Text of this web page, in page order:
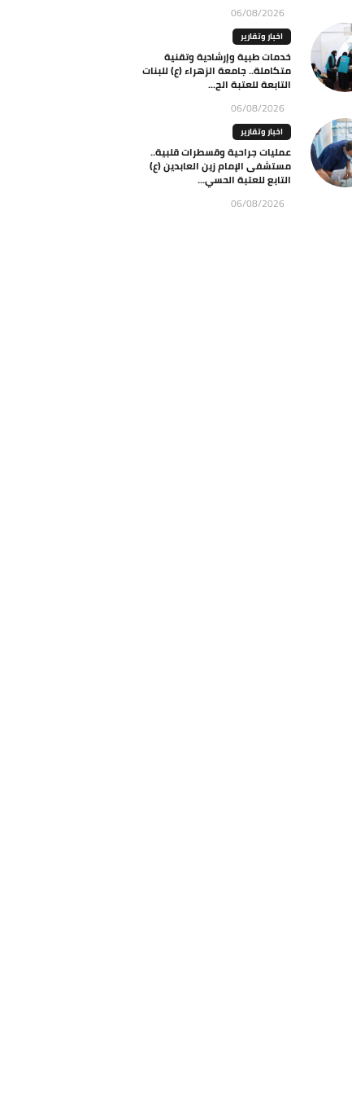
06/08/2026
اخبار وتقارير
خدمات طبية وإرشادية وتقنية
متكاملة.. جامعة الزهراء (ع) للبنات
التابعة للعتبة الح...
06/08/2026
اخبار وتقارير
عمليات جراحية وقسطرات قلبية..
مستشفى الإمام زين العابدين (ع)
التابع للعتبة الحسي...
06/08/2026